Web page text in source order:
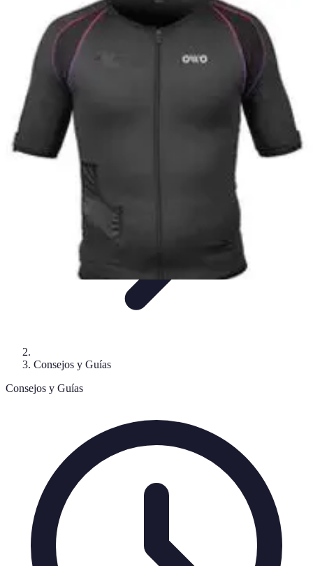
Urgencia Alarma
Consejos y Mantenimiento
Guías y Tutoriales
Consejos de
Seguridad
Guía de Compra Guías de Compra
Urgencia Alarma
Consejos y Guías
Consejos y Guías